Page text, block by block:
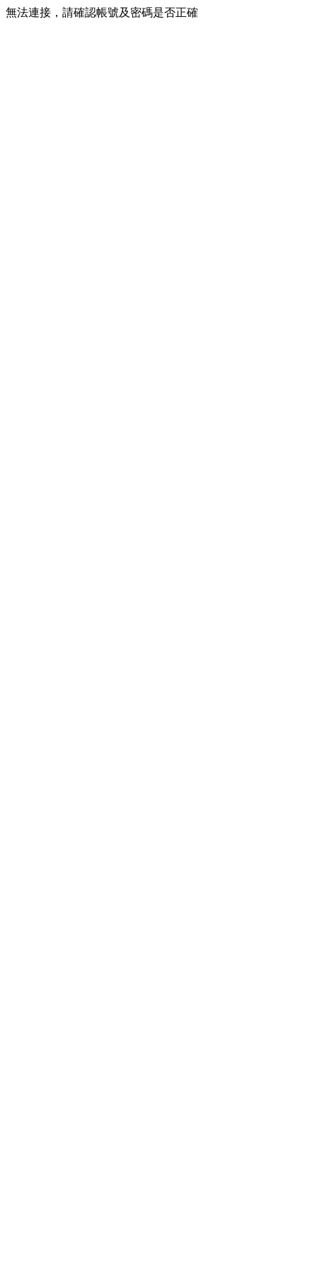
無法連接，請確認帳號及密碼是否正確